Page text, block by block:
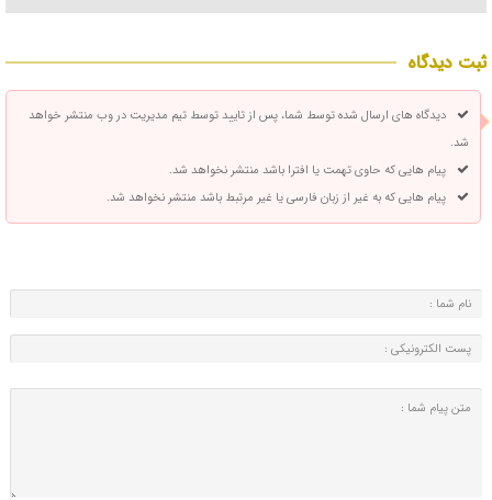
ثبت دیدگاه
دیدگاه های ارسال شده توسط شما، پس از تایید توسط تیم مدیریت در وب منتشر خواهد
شد.
پیام هایی که حاوی تهمت یا افترا باشد منتشر نخواهد شد.
پیام هایی که به غیر از زبان فارسی یا غیر مرتبط باشد منتشر نخواهد شد.